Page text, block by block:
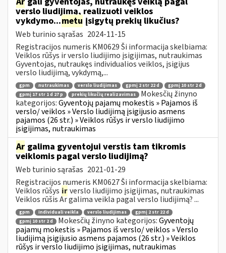
verslo liudijimą, realizuoti veiklos
vykdymo...metu įsigytų prekių likučius?
Web turinio sąrašas 2024-11-15
Registracijos numeris KM0629 Ši informacija skelbiama:
Veiklos rūšys ir verslo liudijimo įsigijimas, nutraukimas
Gyventojas, nutraukęs individualios veiklos, įsigijus
verslo liudijimą, vykdymą,...
gpm nutraukimas verslo liudijimas gpmį 2 str 22 d
gpmį 10 str 2 d
gpmį 17 str 1 d 27 p
prekių likučių realizavimas
Mokesčių žinyno
kategorijos:Gyventojų pajamų mokestis » Pajamos iš
verslo/ veiklos » Verslo liudijimą įsigijusio asmens
pajamos (26 str.) » Veiklos rūšys ir verslo liudijimo
įsigijimas, nutraukimas
Ar galima gyventojui verstis tam tikromis
veiklomis pagal verslo liudijimą?
Web turinio sąrašas 2021-01-29
Registracijos numeris KM0627 Ši informacija skelbiama:
Veiklos rūšys irverslo liudijimo įsigijimas, nutraukimas
Veiklos rūšis Ar galima veikla pagal verslo liudijimą? ...
gpm individuali veikla verslo liudijimas
gpmį 2 str 22 d
gpmį 10 str 2 d
Mokesčių žinyno kategorijos:Gyventojų
pajamų mokestis » Pajamos iš verslo/ veiklos » Verslo
liudijimą įsigijusio asmens pajamos (26 str.) » Veiklos
rūšys ir verslo liudijimo įsigijimas, nutraukimas